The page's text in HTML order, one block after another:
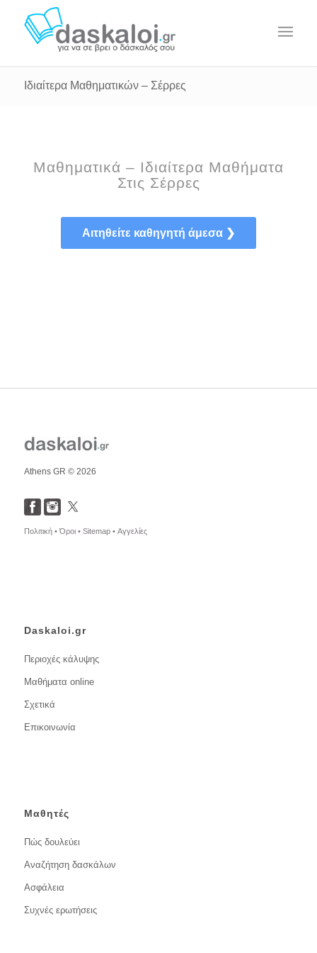
Ιδιαίτερα Μαθηματικών – Σέρρες
Μαθηματικά – Ιδιαίτερα Μαθήματα
Στις Σέρρες
Αιτηθείτε καθηγητή άμεσα ❯
Athens GR © 2026
Πολιτική •Όροι • Sitemap • Αγγελίες
Daskaloi.gr
Περιοχές κάλυψης
Μαθήματα online
Σχετικά
Επικοινωνία
Μαθητές
Πώς δουλεύει
Αναζήτηση δασκάλων
Ασφάλεια
Συχνές ερωτήσεις